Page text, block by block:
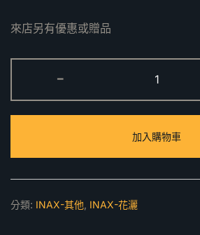
來店另有優惠或贈品
-
AC-
250
缸
出
水
加入購物車
分類: INAX-其他 INAX-花灑